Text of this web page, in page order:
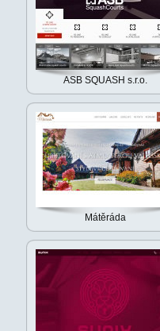
ASB SQUASH s.r.o.
Mátěráda